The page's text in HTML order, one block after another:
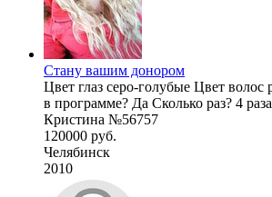
Стану вашим донором
Цвет глаз серо-голубые Цвет
в программе? Да Сколько раз? 4
Кристина №56757
120000 руб.
Челябинск
2010